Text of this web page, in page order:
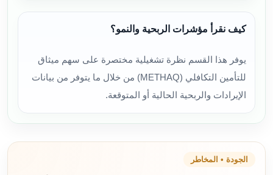
كيف نقرأ مؤشرات الربحية والنمو؟
يوفر هذا القسم نظرة تشغيلية مختصرة على سهم ميثاق
للتأمين التكافلي (METHAQ) من خلال ما يتوفر من بيانات
الإيرادات والربحية الحالية أو المتوقعة.
الجودة • المخاطر